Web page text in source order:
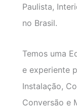
Paulista,
no Brasil.
Temos uma
e experiente
Instalação,
Conversão e